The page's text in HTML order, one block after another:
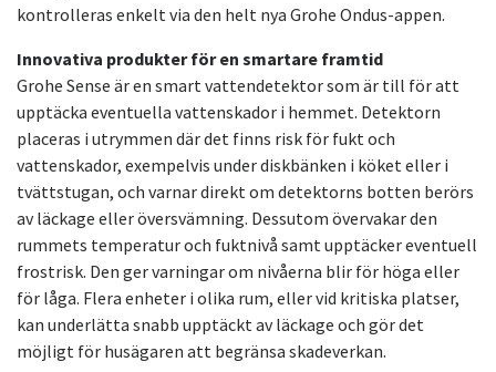
kontrolleras enkelt via den helt nya Grohe Ondus-appen.
Innovativa produkter för en smartare framtid
Grohe Sense är en smart vattendetektor som är till för att
upptäcka eventuella vattenskador i hemmet. Detektorn
placeras i utrymmen där det finns risk för fukt och
vattenskador, exempelvis under diskbänken i köket eller i
tvättstugan, och varnar direkt om detektorns botten berörs
av läckage eller översvämning. Dessutom övervakar den
rummets temperatur och fuktnivå samt upptäcker eventuell
frostrisk. Den ger varningar om nivåerna blir för höga eller
för låga. Flera enheter i olika rum, eller vid kritiska platser,
kan underlätta snabb upptäckt av läckage och gör det
möjligt för husägaren att begränsa skadeverkan.